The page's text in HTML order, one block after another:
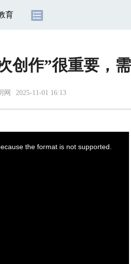
育
创作”很重要，
网 2025-11-01 16:13
the format is not supported.